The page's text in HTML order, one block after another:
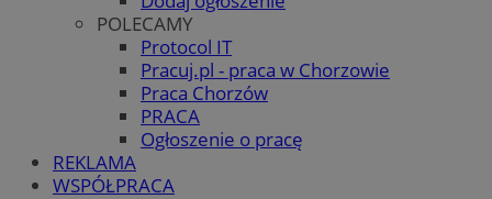
POLECAMY
Protocol IT
Pracuj.pl - praca w Chorzowie
Praca Chorzów
PRACA
Ogłoszenie o pracę
REKLAMA
WSPÓŁPRACA